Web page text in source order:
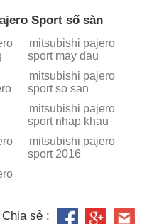
Sport số sàn
mitsubishi pajero
sport may dau
mitsubishi pajero
sport so san
mitsubishi pajero
sport nhap khau
mitsubishi pajero
sport 2016
Chia sẻ :